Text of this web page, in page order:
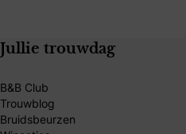
Jullie trouwdag
B&B Club
Trouwblog
Bruidsbeurzen